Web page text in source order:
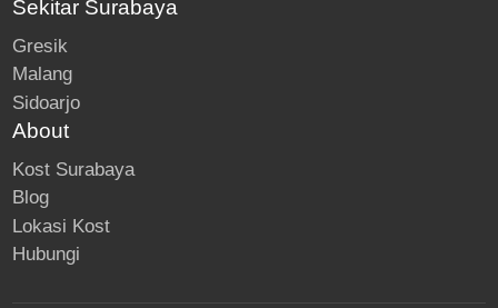
Sekitar Surabaya
Gresik
Malang
Sidoarjo
About
Kost Surabaya
Blog
Lokasi Kost
Hubungi